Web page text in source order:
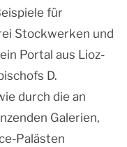
für
Stockwerken und
Portal aus Lioz-
D.
durch die an
Galerien,
Palästen